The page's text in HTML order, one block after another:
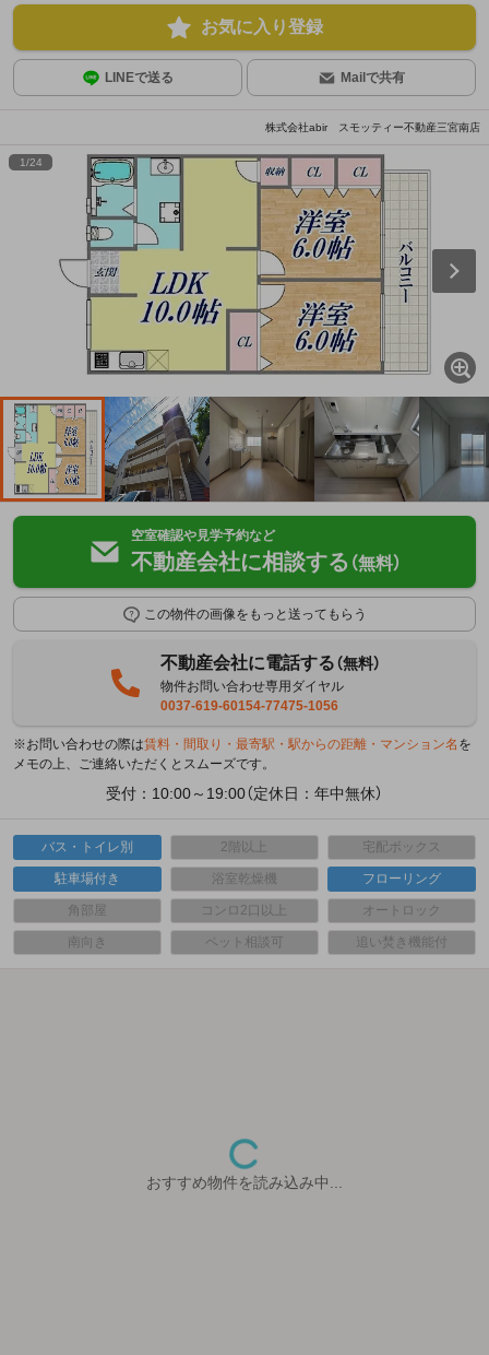
お気に入り登録
LINEで送る Mailで共有
株式会社abir スモッティー不動産三宮南店
1/24
空室確認や見学予約など
不動産会社に相談する （無料）
この物件の画像をもっと送ってもらう
不動産会社に電話する（無料）
物件お問い合わせ専用ダイヤル
0037-619-60154-77475-1056
※お問い合わせの際は賃料・間取り・最寄駅・駅からの距離・マンション名 を
メモの上、ご連絡いただくとスムーズです。
受付：10:00～19:00（定休日：年中無休）
バス・トイレ別 2階以上 宅配ボックス
駐車場付き 浴室乾燥機 フローリング
角部屋 コンロ2口以上 オートロック
南向き ペット相談可 追い焚き機能付
おすすめ物件を読み込み中...